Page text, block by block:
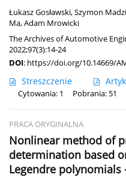
Łukasz Gosławski,Szymon
Ma,Adam Mrowicki
The Archives of Automotive
2022;97(3):14-24
DOI: https://doi.org/10.14669/
Streszczenie
Cytowania: 1
Pobrania: 51
PRACA ORYGINALNA
Nonlinear method of
determination based
Legendre polynomials